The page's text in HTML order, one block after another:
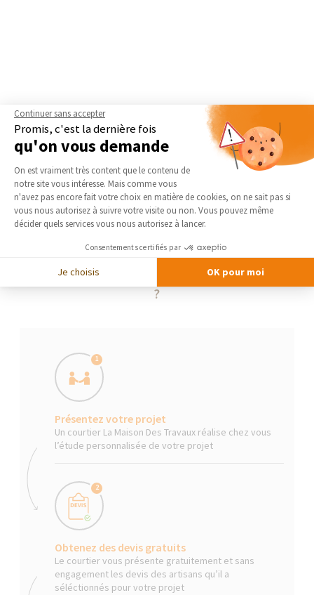
La Maison Des Travaux, comment ça marche
?
1
Présentez votre projet
Un courtier La Maison Des Travaux réalise chez vous
l’étude personnalisée de votre projet
2
Obtenez des devis gratuits
Le courtier vous présente gratuitement et sans
engagement les devis des artisans qu’il a
séléctionnés pour votre projet
Continuer sans accepter
Promis, c'est la dernière fois
qu'on vous demande
Plateforme de Gestion du
On est vraiment très content que le contenu de
notre site vous intéresse. Mais comme vous
n'avez pas encore fait votre choix en matière de cookies, on ne sait pas si
vous nous autorisez à suivre votre visite ou non. Vous pouvez même
décider quels services vous nous autorisez à lancer.
Consentements certifiés par
Je choisis OK pour moi
Axeptio consent